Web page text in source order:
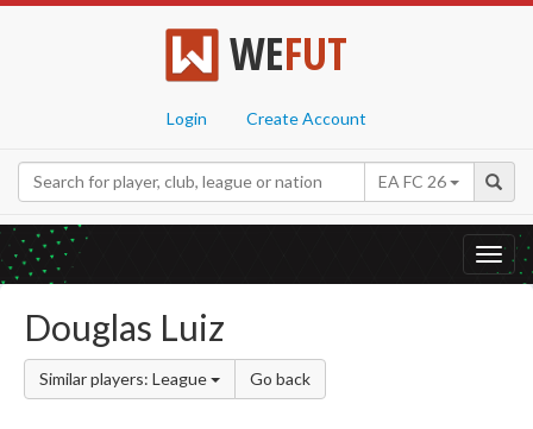
WEFUT
Login Create Account
EA FC 26
Douglas Luiz
Similar players: League Go back